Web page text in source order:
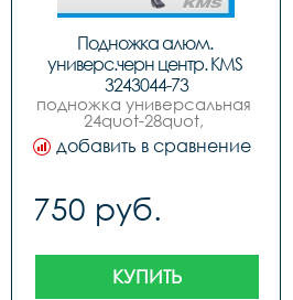
Подножка алюм.
универс.черн центр. KMS
3243044-73
подножка универсальная
24quot-28quot,
алюминиевая,
центральная, раздвижная,
добавить в сравнение
750 руб.
КУПИТЬ